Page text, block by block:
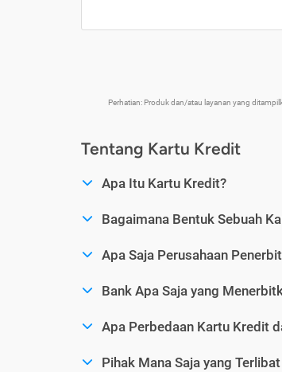
Perhatian: Produk dan/atau layanan yang
Tentang Kartu Kredit
Apa Itu Kartu Kredit?
Bagaimana Bentuk Sebuah
Apa Saja Perusahaan
Bank Apa Saja yang
Apa Perbedaan Kartu Kredit
Pihak Mana Saja yang